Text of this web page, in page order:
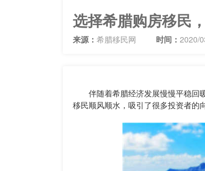
选择希腊购房移民
来源： 希腊移民网 时间： 2020/
伴随着希腊经济发展慢慢平稳回
移民顺风顺水，吸引了很多投资者的